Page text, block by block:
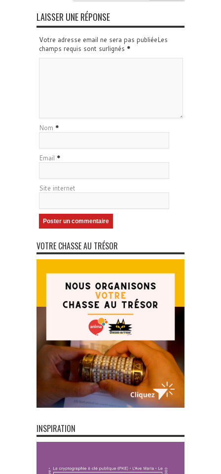
LAISSER UNE RÉPONSE
Votre adresse email ne sera pas publiéeLes
champs requis sont surlignés *
Nom *
Email *
Site internet
VOTRE CHASSE AU TRÉSOR
INSPIRATION